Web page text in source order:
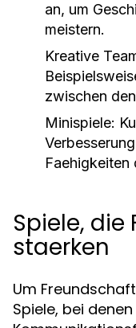
an, um
meistern.
Kreative
zwischen
Minispiele:
Faehigkeiten
Spiele,
staerken
Um
Spiele, bei